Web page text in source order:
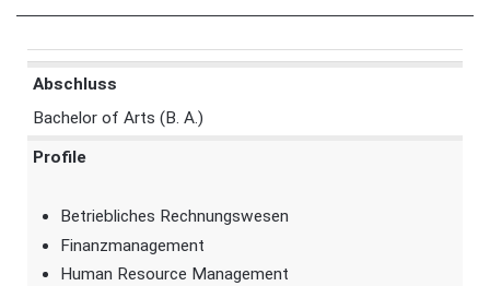
Abschluss
Bachelor of Arts (B. A.)
Profile
Betriebliches Rechnungswesen
Finanzmanagement
Human Resource Management